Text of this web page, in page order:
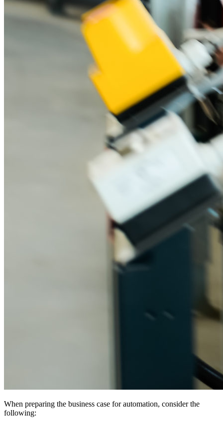
When preparing the business case for automation, consider the
following: